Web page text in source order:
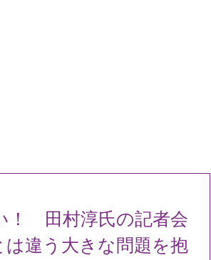
！ 田村淳氏の記者会
は違う大きな問題を抱